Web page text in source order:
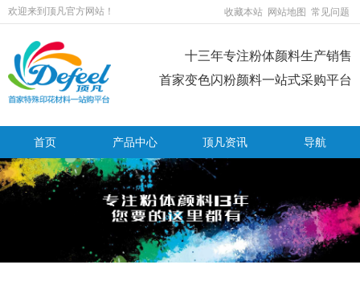
欢迎来到顶凡官方网站！ 收藏本站 网站地图 常见问题
十三年专注粉体颜料生产销售
首家变色闪粉颜料一站式采购平台
首页 产品中心 顶凡资讯 导航